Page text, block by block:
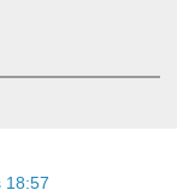
18:57